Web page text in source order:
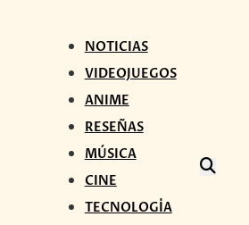
NOTICIAS
VIDEOJUEGOS
ANIME
RESEÑAS
MÚSICA
CINE
TECNOLOGÍA